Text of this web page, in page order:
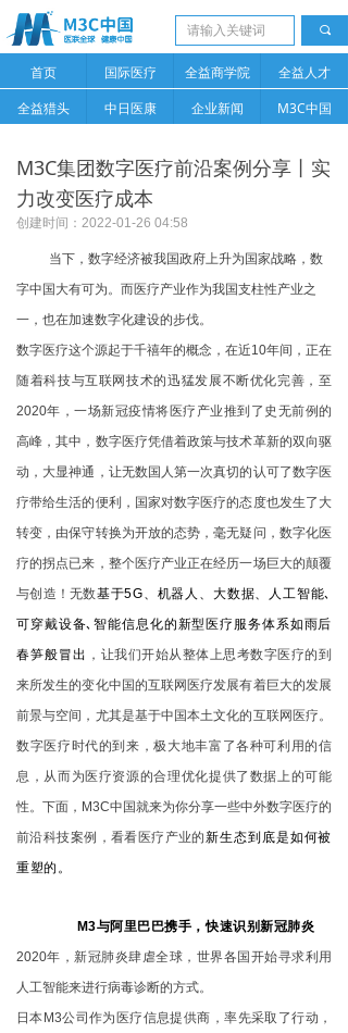
끠
首页 国际医疗 全益商学院
全益人才
全益猎头
中日医康 企业新闻 M3C中国
M3C集团数字医疗前沿案例分享丨实
力改变医疗成本
当下，数字经济被我国政府上升为国家战略，数
字中国大有可为。而医疗产业作为我国支柱性产业之
一，也在加速数字化建设的步伐。
数字医疗这个源起于千禧年的概念，在近10年间，正在
随着科技与互联网技术的迅猛发展不断优化完善，至
2020年，一场新冠疫情将医疗产业推到了史无前例的
高峰，其中，数字医疗凭借着政策与技术革新的双向驱
动，大显神通，让无数国人第一次真切的认可了数字医
疗带给生活的便利，国家对数字医疗的态度也发生了大
转变，由保守转换为开放的态势，毫无疑问，数字化医
疗的拐点已来，整个医疗产业正在经历一场巨大的颠覆
与创造！无数基于5G、机器人、大数据、人工智能､
可穿戴设备､智能信息化的新型医疗服务体系如雨后
春笋般冒出 ，让我们开始从整体上思考数字医疗的到
来所发生的变化中国的互联网医疗发展有着巨大的发展
前景与空间，尤其是基于中国本土文化的互联网医疗。
数字医疗时代的到来，极大地丰富了各种可利用的信
息，从而为医疗资源的合理优化提供了数据上的可能
性。下面，M3C中国就来为你分享一些中外数字医疗的
前沿科技案例，看看医疗产业的新生态到底是如何被
重塑的。
M3与阿里巴巴携手，快速识别新冠肺炎
2020年，新冠肺炎肆虐全球，世界各国开始寻求利用
人工智能来进行病毒诊断的方式。
日本M3公司作为医疗信息提供商，率先采取了行动，
创建时间： 2022-01-26 04:58